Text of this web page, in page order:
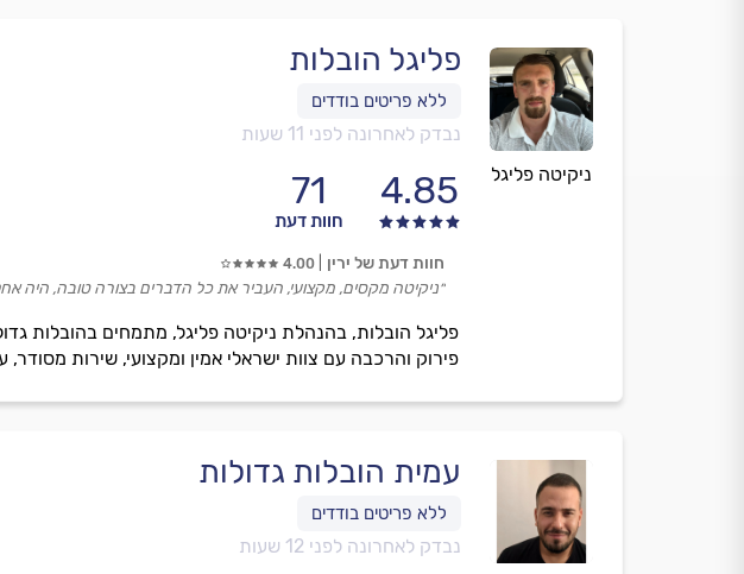
ניקיטה פליגל
פליגל הובלות
נבדק לאחרונה לפני 11 שעות
4.85
71
חוות דעת
פירוק והרכבה עם צוות ישראלי אמין ומקצועי, שירות מסודר,
חוות דעת של ירין 4.00
״ניקיטה מקסים, מקצועי, העביר את כל הדברים בצורה טובה, היה
עמית הובלות גדולות
נבדק לאחרונה לפני 12 שעות